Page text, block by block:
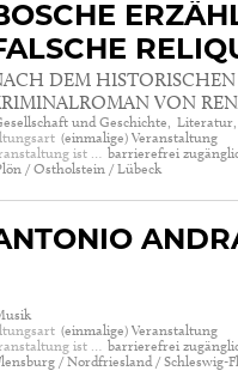
DEM HISTORISCHEN
VON
und Geschichte, Literatur,
(einmalige) Veranstaltung
ist … barrierefrei
/ Ostholstein / Lübeck
(einmalige) Veranstaltung
ist … barrierefrei
/ Nordfriesland / Schleswig-